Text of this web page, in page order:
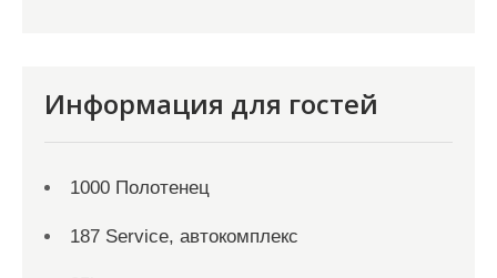
Информация для гостей
1000 Полотенец
187 Service, автокомплекс